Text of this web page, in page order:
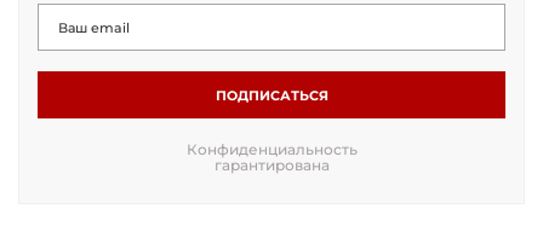
ПОДПИСАТЬСЯ
Конфиденциальность
гарантирована